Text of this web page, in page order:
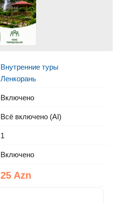
Внутренние туры
Ленкорань
Включено
Всё включено (AI)
1
Включено
25 Azn